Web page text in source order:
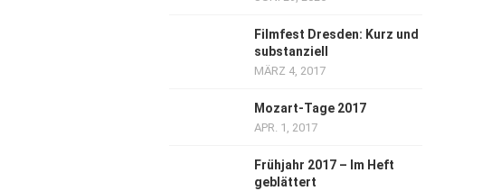
Filmfest Dresden: Kurz und
substanziell
MÄRZ 4, 2017
Mozart-Tage 2017
APR. 1, 2017
Frühjahr 2017 – Im Heft
geblättert